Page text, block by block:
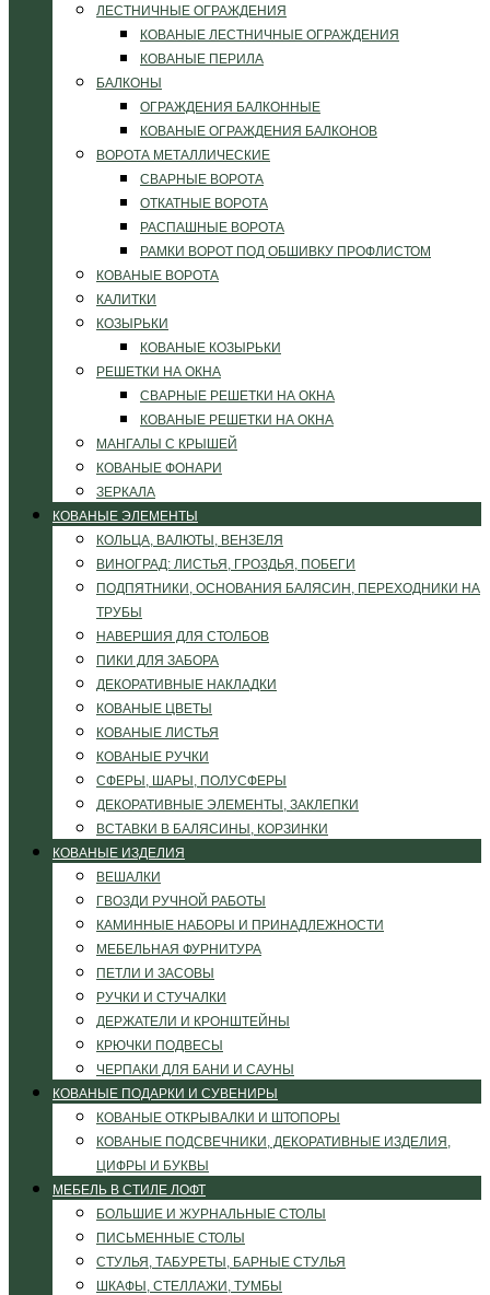
ЛЕСТНИЧНЫЕ ОГРАЖДЕНИЯ
КОВАНЫЕ ЛЕСТНИЧНЫЕ ОГРАЖДЕНИЯ
КОВАНЫЕ ПЕРИЛА
БАЛКОНЫ
ОГРАЖДЕНИЯ БАЛКОННЫЕ
КОВАНЫЕ ОГРАЖДЕНИЯ БАЛКОНОВ
ВОРОТА МЕТАЛЛИЧЕСКИЕ
СВАРНЫЕ ВОРОТА
ОТКАТНЫЕ ВОРОТА
РАСПАШНЫЕ ВОРОТА
РАМКИ ВОРОТ ПОД ОБШИВКУ ПРОФЛИСТОМ
КОВАНЫЕ ВОРОТА
КАЛИТКИ
КОЗЫРЬКИ
КОВАНЫЕ КОЗЫРЬКИ
РЕШЕТКИ НА ОКНА
СВАРНЫЕ РЕШЕТКИ НА ОКНА
КОВАНЫЕ РЕШЕТКИ НА ОКНА
МАНГАЛЫ С КРЫШЕЙ
КОВАНЫЕ ФОНАРИ
ЗЕРКАЛА
КОВАНЫЕ ЭЛЕМЕНТЫ
КОЛЬЦА, ВАЛЮТЫ, ВЕНЗЕЛЯ
ВИНОГРАД: ЛИСТЬЯ, ГРОЗДЬЯ, ПОБЕГИ
ПОДПЯТНИКИ, ОСНОВАНИЯ БАЛЯСИН, ПЕРЕХОДНИКИ НА
ТРУБЫ
НАВЕРШИЯ ДЛЯ СТОЛБОВ
ПИКИ ДЛЯ ЗАБОРА
ДЕКОРАТИВНЫЕ НАКЛАДКИ
КОВАНЫЕ ЦВЕТЫ
КОВАНЫЕ ЛИСТЬЯ
КОВАНЫЕ РУЧКИ
СФЕРЫ, ШАРЫ, ПОЛУСФЕРЫ
ДЕКОРАТИВНЫЕ ЭЛЕМЕНТЫ, ЗАКЛЕПКИ
ВСТАВКИ В БАЛЯСИНЫ, КОРЗИНКИ
КОВАНЫЕ ИЗДЕЛИЯ
ВЕШАЛКИ
ГВОЗДИ РУЧНОЙ РАБОТЫ
КАМИННЫЕ НАБОРЫ И ПРИНАДЛЕЖНОСТИ
МЕБЕЛЬНАЯ ФУРНИТУРА
ПЕТЛИ И ЗАСОВЫ
РУЧКИ И СТУЧАЛКИ
ДЕРЖАТЕЛИ И КРОНШТЕЙНЫ
КРЮЧКИ ПОДВЕСЫ
ЧЕРПАКИ ДЛЯ БАНИ И САУНЫ
КОВАНЫЕ ПОДАРКИ И СУВЕНИРЫ
КОВАНЫЕ ОТКРЫВАЛКИ И ШТОПОРЫ
КОВАНЫЕ ПОДСВЕЧНИКИ, ДЕКОРАТИВНЫЕ ИЗДЕЛИЯ,
ЦИФРЫ И БУКВЫ
МЕБЕЛЬ В СТИЛЕ ЛОФТ
БОЛЬШИЕ И ЖУРНАЛЬНЫЕ СТОЛЫ
ПИСЬМЕННЫЕ СТОЛЫ
СТУЛЬЯ, ТАБУРЕТЫ, БАРНЫЕ СТУЛЬЯ
ШКАФЫ, СТЕЛЛАЖИ, ТУМБЫ